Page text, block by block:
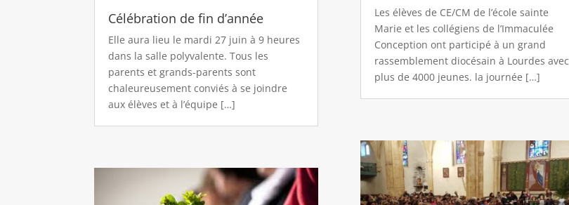
Célébration de fin d’année
Elle aura lieu le mardi 27 juin à 9 heures
dans la salle polyvalente. Tous les
parents et grands-parents sont
chaleureusement conviés à se joindre
aux élèves et à l’équipe […]
Les élèves de CE/CM de l’école sainte
Marie et les collégiens de l’Immaculée
Conception ont participé à un grand
rassemblement diocésain à Lourdes avec
plus de 4000 jeunes. la journée […]